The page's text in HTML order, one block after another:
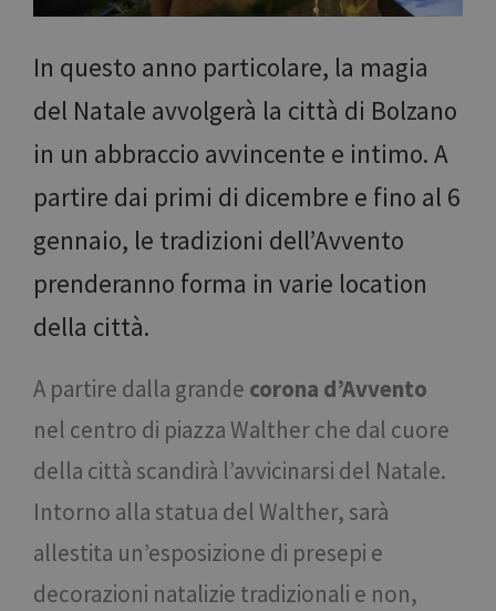
In questo anno particolare, la magia
del Natale avvolgerà la città di Bolzano
in un abbraccio avvincente e intimo. A
partire dai primi di dicembre e fino al 6
gennaio, le tradizioni dell’Avvento
prenderanno forma in varie location
della città.
A partire dalla grande corona d’Avvento
nel centro di piazza Walther che dal cuore
della città scandirà l’avvicinarsi del Natale.
Intorno alla statua del Walther, sarà
allestita un’esposizione di presepi e
decorazioni natalizie tradizionali e non,